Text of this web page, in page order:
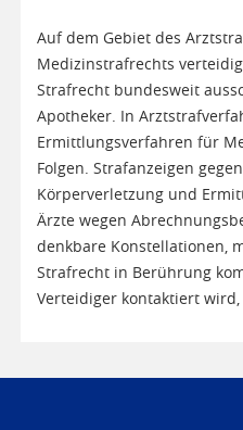
Auf dem Gebiet des
Medizinstrafrechts
Strafrecht bundesweit
Apotheker. In
Ermittlungsverfahren für
Folgen. Strafanzeigen
Körperverletzung und
Ärzte wegen
denkbare Konstellationen,
Strafrecht in Berührung
Verteidiger kontaktiert wird,